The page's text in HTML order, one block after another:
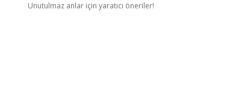
Unutulmaz anlar için yaratıcı öneriler!